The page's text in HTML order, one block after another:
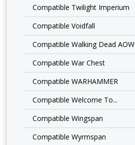
Compatible Twilight Imperium
Compatible Voidfall
Compatible Walking Dead AOW
Compatible War Chest
Compatible WARHAMMER
Compatible Welcome To...
Compatible Wingspan
Compatible Wyrmspan